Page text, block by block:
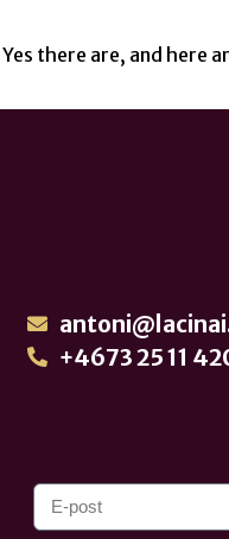
Yes there are, and
+4673 25 11